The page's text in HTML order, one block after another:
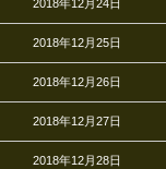
2018年12月24日
2018年12月25日
2018年12月26日
2018年12月27日
2018年12月28日